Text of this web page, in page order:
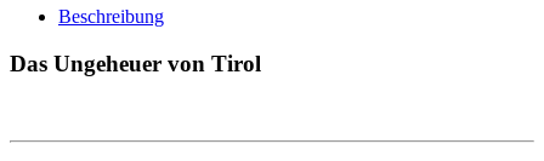
Beschreibung
Das Ungeheuer von Tirol